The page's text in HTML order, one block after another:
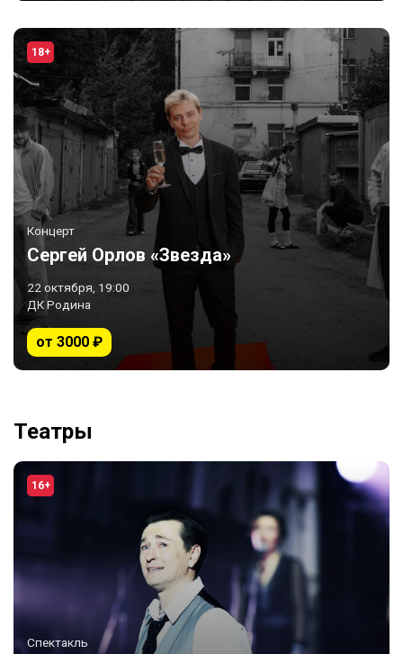
18+
Концерт
Сергей Орлов «Звезда»
22 октября, 19:00
ДК Родина
от 3000 ₽
Театры
16+
Спектакль